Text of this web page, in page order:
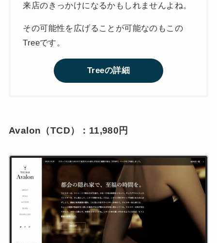
来店のきっかけになるかもしれませんよね。
その可能性を広げることが可能なのもこの
Treeです。
Treeの詳細
Avalon（TCD）：11,980円